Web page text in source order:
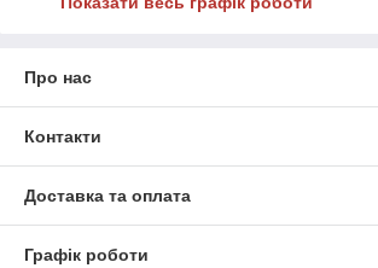
Про нас
Контакти
Доставка та оплата
Графік роботи